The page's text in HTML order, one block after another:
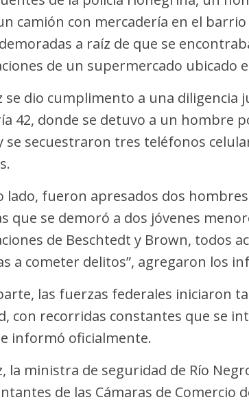
camión con mercadería en el
a raíz de que se
de un supermercado ubicado
se dio cumplimento a una diligencia
42, donde se detuvo a un hombre
se secuestraron tres teléfonos
lado, fueron apresados dos
que se demoró a dos jóvenes
de Beschtedt y Brown, todos
a cometer delitos”, agregaron los
las fuerzas federales iniciaron
con recorridas constantes que se
informó oficialmente.
la ministra de seguridad de Río
de las Cámaras de Comercio